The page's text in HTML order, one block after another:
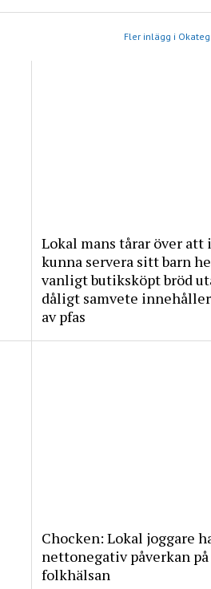
Fler inlägg i
Lokal mans tårar över att
kunna servera sitt barn
vanligt butiksköpt bröd
dåligt samvete
av pfas
Chocken: Lokal joggare
nettonegativ påverkan på
folkhälsan